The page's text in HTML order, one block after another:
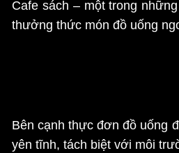
Cafe sách – một trong
thưởng thức món đồ uống
Bên cạnh thực đơn đồ uống
yên tĩnh, tách biệt với môi